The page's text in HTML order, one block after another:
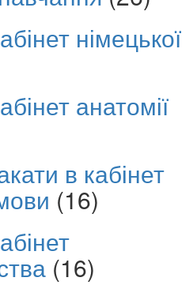
німецької
анатомії
в кабінет
(16)
(16)